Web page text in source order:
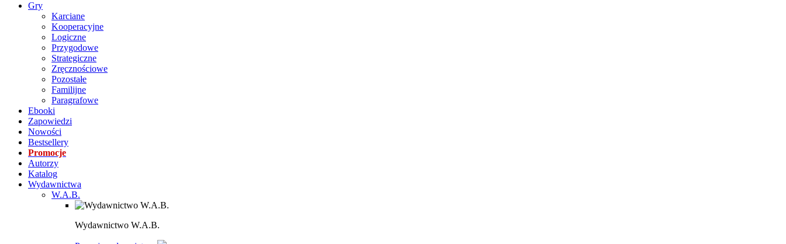
Gry
Karciane
Kooperacyjne
Logiczne
Przygodowe
Strategiczne
Zręcznościowe
Pozostałe
Familijne
Paragrafowe
Ebooki
Zapowiedzi
Nowości
Bestsellery
Promocje
Autorzy
Katalog
Wydawnictwa
W.A.B.
Wydawnictwo W.A.B.